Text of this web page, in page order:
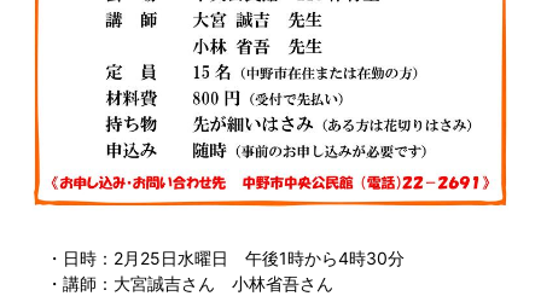
・日時：2月25日水曜日 午後1時から4時30分
・講師：大宮誠吉さん 小林省吾さん